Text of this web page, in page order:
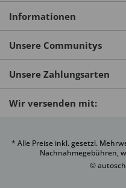
Informationen
Unsere Communitys
Unsere Zahlungsarten
Wir versenden mit:
* Alle Preise inkl. gesetzl.
Nachnahmegebühren,
©